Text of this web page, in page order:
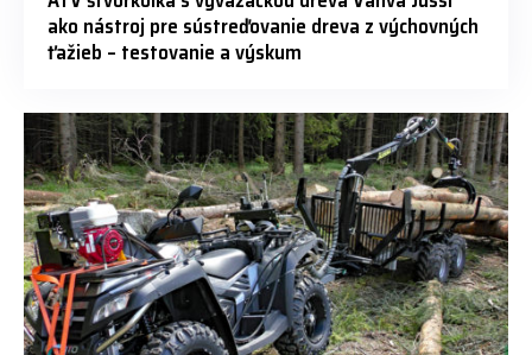
ako nástroj pre sústreďovanie dreva z výchovných
ťažieb – testovanie a výskum